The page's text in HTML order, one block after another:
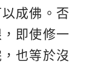
成佛。否
即使修一
也等於沒